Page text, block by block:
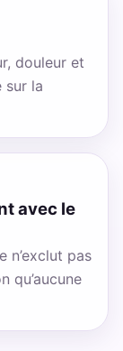
douleur et
sur la
avec le
n’exclut pas
qu’aucune